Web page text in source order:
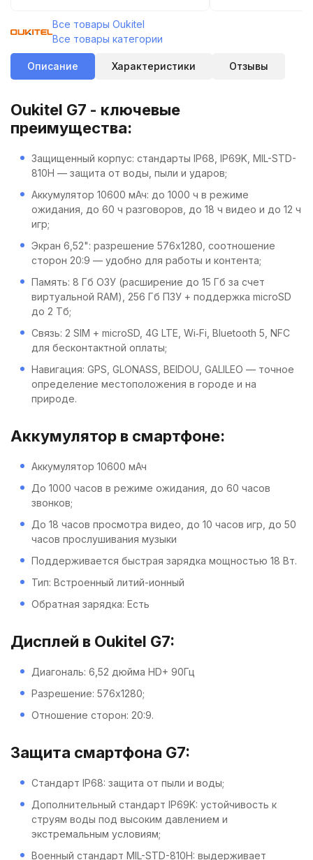
Все товары Oukitel
Все товары категории
Описание Характеристики Отзывы
Oukitel G7 - ключевые
преимущества:
Защищенный корпус: стандарты IP68, IP69K, MIL-STD-
810H — защита от воды, пыли и ударов;
Аккумулятор 10600 мАч: до 1000 ч в режиме
ожидания, до 60 ч разговоров, до 18 ч видео и до 12 ч
игр;
Экран 6,52": разрешение 576x1280, соотношение
сторон 20:9 — удобно для работы и контента;
Память: 8 Гб ОЗУ (расширение до 15 Гб за счет
виртуальной RAM), 256 Гб ПЗУ + поддержка microSD
до 2 Тб;
Связь: 2 SIM + microSD, 4G LTE, Wi‑Fi, Bluetooth 5, NFC
для бесконтактной оплаты;
Навигация: GPS, GLONASS, BEIDOU, GALILEO — точное
определение местоположения в городе и на
природе.
Аккумулятор в смартфоне:
Аккумулятор 10600 мАч
До 1000 часов в режиме ожидания, до 60 часов
звонков;
До 18 часов просмотра видео, до 10 часов игр, до 50
часов прослушивания музыки
Поддерживается быстрая зарядка мощностью 18 Вт.
Тип: Встроенный литий-ионный
Обратная зарядка: Есть
Дисплей в Oukitel G7:
Диагональ: 6,52 дюйма HD+ 90Гц
Разрешение: 576x1280;
Отношение сторон: 20:9.
Защита смартфона G7:
Стандарт IP68: защита от пыли и воды;
Дополнительный стандарт IP69K: устойчивость к
струям воды под высоким давлением и
экстремальным условиям;
Военный стандарт MIL-STD-810H: выдерживает